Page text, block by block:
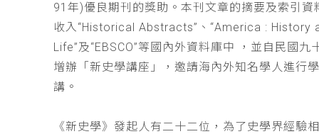
91年)優良期刊的獎助。本刊文章的摘要及索引資
收入“Historical Abstracts”、“America : History
Life”及“EBSCO”等國內外資料庫中 ，並自民國九
增辦「新史學講座」，邀請海內外知名學人進行
講。
《新史學》發起人有二十二位，為了史學界經驗